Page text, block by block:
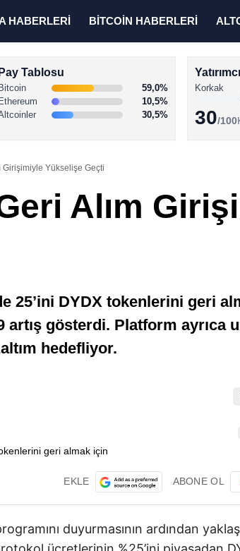
HABERLERİ BİTCOİN HABERLERİ
Pay Tablosu
Bitcoin
59,0%
Ethereum
10,5%
30,5%
Korkak
30/100
Girişimiyle Yükselişe Geçti
Alım
25’ini DYDX tokenlerini geri
artış gösterdi. Platform ayrıca
hedefliyor.
EKLE ABONE OL
duyurmasının ardından